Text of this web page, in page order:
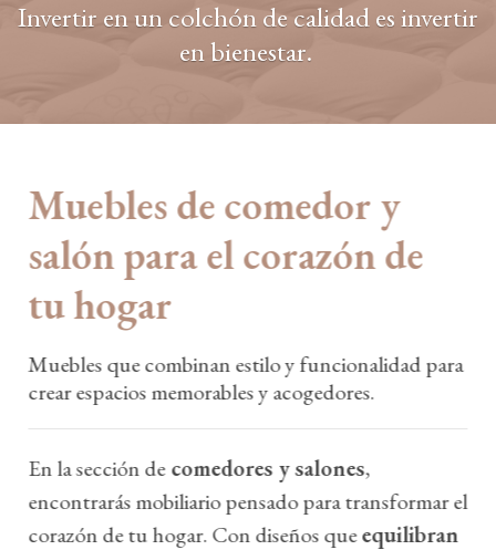
Invertir en un colchón de calidad es invertir
en bienestar.
Muebles de comedor y
salón para el corazón de
tu hogar
Muebles que combinan estilo y funcionalidad para
crear espacios memorables y acogedores.
En la sección decomedores y salones,
encontrarás mobiliario pensado para transformar el
corazón de tu hogar. Con diseños queequilibran